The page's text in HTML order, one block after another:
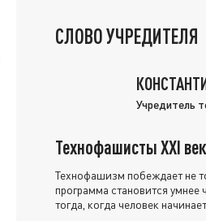
СЛОВО УЧРЕДИТЕЛЯ
Учредитель
Технофашисты XXI
Технофашизм побеждает не
программа становится
тогда, когда человек